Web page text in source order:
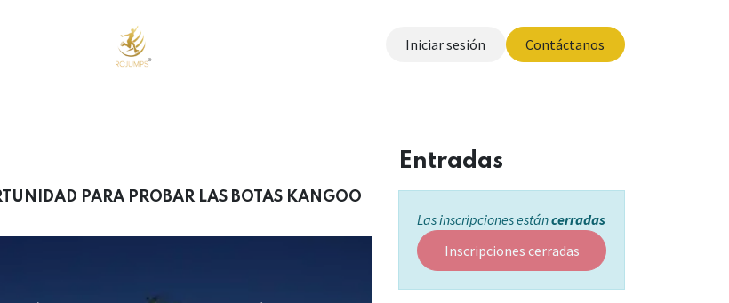
Iniciar sesión Contáctanos
PARA PROBAR LAS BOTAS KANGOO
Entradas
Las inscripciones estáncerradas
Inscripciones cerradas